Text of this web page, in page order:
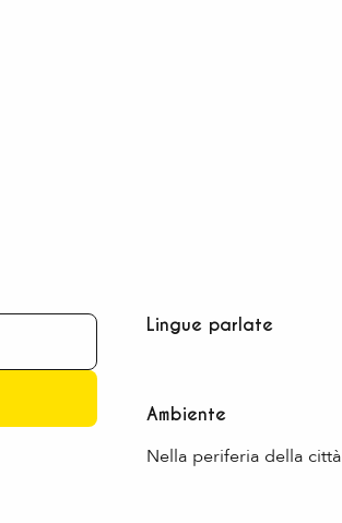
Lingue parlate
Lingue parlate
Ambiente
Ambiente
Nella periferia della città